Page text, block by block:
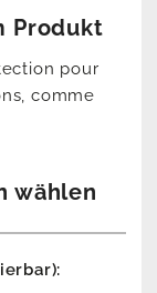
Produkt
pour
comme
wählen